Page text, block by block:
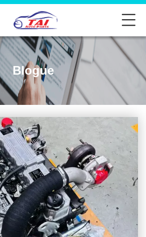
Blogue